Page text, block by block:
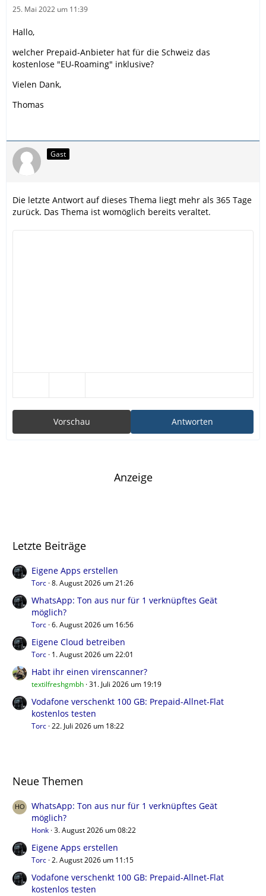
25. Mai 2022 um 11:39
Hallo,
welcher Prepaid-Anbieter hat für die Schweiz das
kostenlose "EU-Roaming" inklusive?
Vielen Dank,
Thomas
Gast
Die letzte Antwort auf dieses Thema liegt mehr als 365 Tage
zurück. Das Thema ist womöglich bereits veraltet.
Antworten
Vorschau
Anzeige
Letzte Beiträge
Eigene Apps erstellen
Torc 8. August 2026 um 21:26
WhatsApp: Ton aus nur für 1 verknüpftes Geät
möglich?
Torc 6. August 2026 um 16:56
Eigene Cloud betreiben
Torc 1. August 2026 um 22:01
Habt ihr einen virenscanner?
textilfreshgmbh 31. Juli 2026 um 19:19
Vodafone verschenkt 100 GB: Prepaid-Allnet-Flat
kostenlos testen
Torc 22. Juli 2026 um 18:22
Neue Themen
WhatsApp: Ton aus nur für 1 verknüpftes Geät
möglich?
Honk 3. August 2026 um 08:22
Eigene Apps erstellen
Torc 2. August 2026 um 11:15
Vodafone verschenkt 100 GB: Prepaid-Allnet-Flat
kostenlos testen